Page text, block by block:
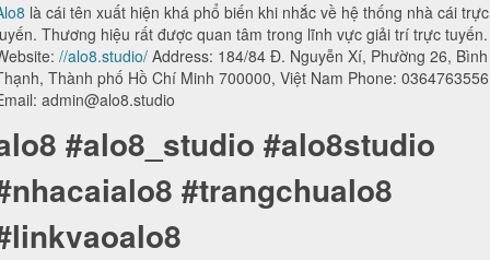
là cái tên xuất hiện khá phổ biến khi nhắc về hệ thống nhà cái trực
Thương hiệu rất được quan tâm trong lĩnh vực giải trí trực tuyến.
//alo8.studio/ Address: 184/84 Đ. Nguyễn Xí, Phường 26, Bình
Thành phố Hồ Chí Minh 700000, Việt Nam Phone: 0364763556
admin@alo8.studio
#alo8_studio #alo8studio
#trangchualo8